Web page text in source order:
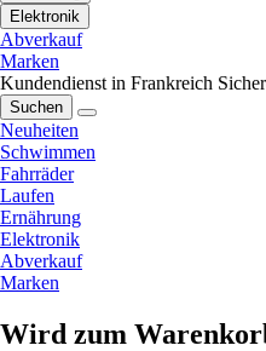
Elektronik
Abverkauf
Marken
Kundendienst in Frankreich
Suchen
Neuheiten
Schwimmen
Fahrräder
Laufen
Ernährung
Elektronik
Abverkauf
Marken
Wird zum